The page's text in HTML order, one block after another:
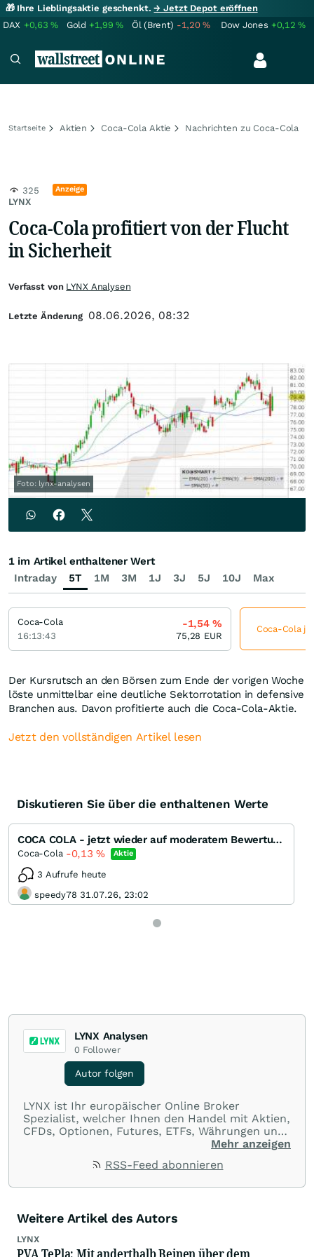
🎁 Ihre Lieblingsaktie geschenkt.→ Jetzt Depot eröffnen
DAX +0,63% Gold +1,99% Öl (Brent) -1,20% Dow Jones +0,12%
Startseite Aktien Coca-Cola Aktie Nachrichten zu Coca-Cola
LYNX
325 Anzeige
Coca-Cola profitiert von der Flucht
in Sicherheit
Foto: lynx-analysen
Der Kursrutsch an den Börsen zum Ende der vorigen Woche
löste unmittelbar eine deutliche Sektorrotation in defensive
Branchen aus. Davon profitierte auch die Coca-Cola-Aktie.
Jetzt den vollständigen Artikel lesen
Diskutieren Sie über die enthaltenen Werte
COCA COLA - jetzt wieder auf moderatem Bewertungsniveau (WKN 850663, Kürzel KO)
Coca-Cola -0,13% Aktie
3 Aufrufe heute
speedy78 31.07.26, 23:02
LYNX Analysen
0 Follower
Autor folgen
LYNX ist Ihr europäischer Online Broker
Spezialist, welcher Ihnen den Handel mit Aktien,
CFDs, Optionen, Futures, ETFs, Währungen und
Optionsscheinen aus einer Handelsplattform
Börsenplätzen in 20 Ländern und das zu
Mehr anzeigen
RSS-Feed abonnieren
Weitere Artikel des Autors
LYNX
Verfasst von LYNX Analysen
Letzte Änderung 08.06.2026, 08:32
Intraday 5T 1M 3M 1J 3J 5J 10J Max
1 im Artikel enthaltener Wert
Coca-Cola
16:13:43
-1,54%
75,28 EUR
Coca-Cola